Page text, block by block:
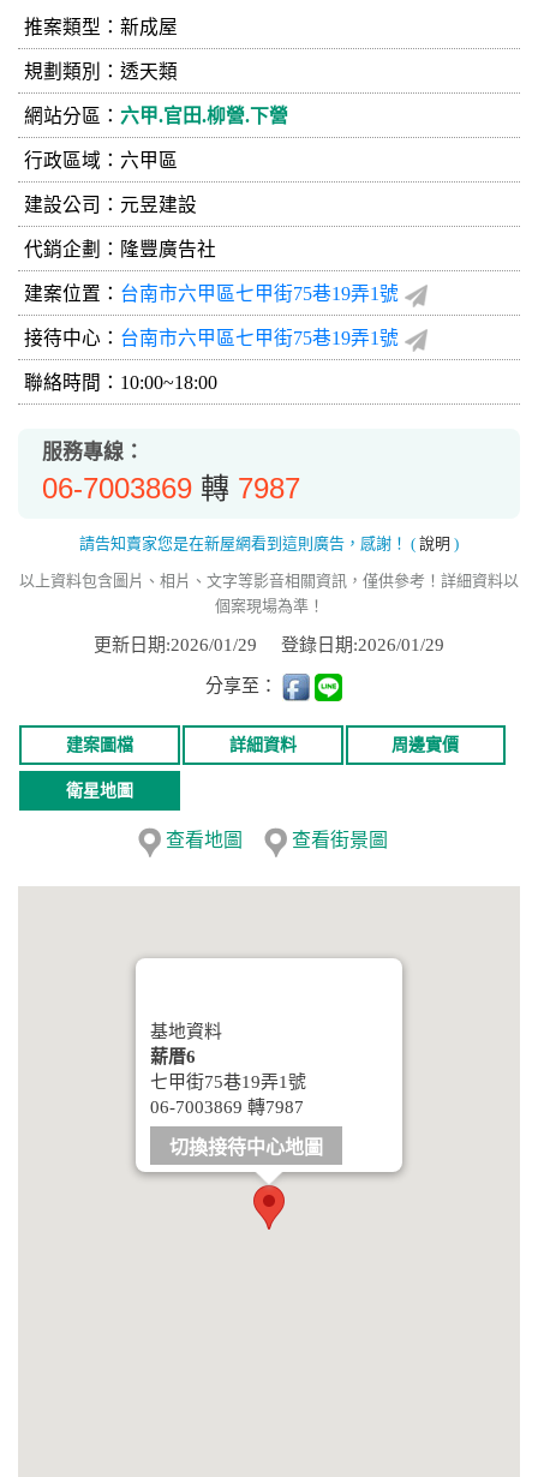
推案類型：新成屋
規劃類別：透天類
網站分區： 六甲.官田.柳營.下營
行政區域：六甲區
建設公司： 元昱建設
代銷企劃：隆豐廣告社
建案位置： 台南市六甲區七甲街75巷19弄1號
接待中心： 台南市六甲區七甲街75巷19弄1號
聯絡時間：10:00~18:00
服務專線：
06-7003869 轉 7987
請告知賣家您是在新屋網看到這則廣告，感謝！ ( 說明 )
以上資料包含圖片、相片、文字等影音相關資訊，僅供參考！詳細資料以
個案現場為準！
更新日期:2026/01/29 登錄日期:2026/01/29
分享至：
建案圖檔 詳細資料 周邊實價
衛星地圖
查看地圖 查看街景圖
基地資料
薪厝6
七甲街75巷19弄1號
06-7003869 轉7987
切換接待中心地圖